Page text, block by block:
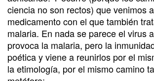
ciencia no son rectos) que venimos
medicamento con el que también
malaria. En nada se parece el virus
provoca la malaria, pero la
poética y viene a reunirlos por el
la etimología, por el mismo camino